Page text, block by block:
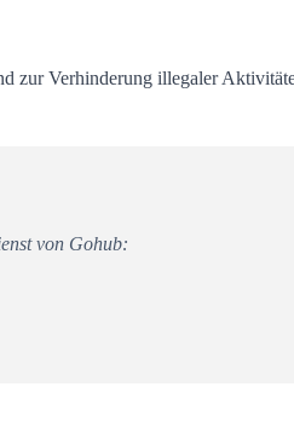
zur Verhinderung illegaler
von Gohub: